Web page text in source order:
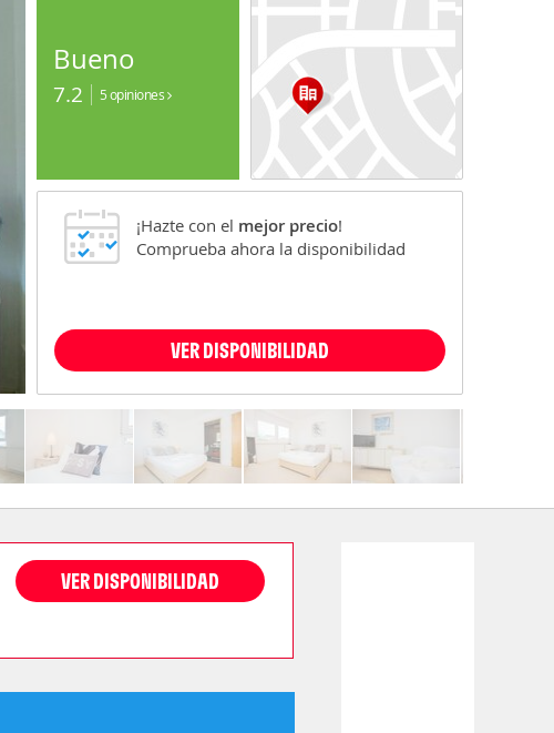
Bueno
7.2 5 opiniones
¡Hazte con el mejor precio!
Comprueba ahora la disponibilidad
VER DISPONIBILIDAD
VER DISPONIBILIDAD